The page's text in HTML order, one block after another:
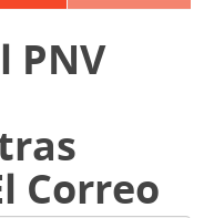
PNV
Correo